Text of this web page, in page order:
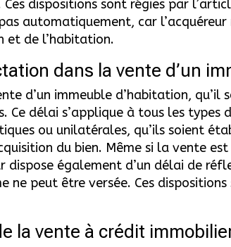
dispositions sont régies par
automatiquement, car
et de l’habitation.
dans la vente d’un
d’un immeuble d’habitation,
Ce délai s’applique à tous les
ou unilatérales, qu’ils soient
du bien. Même si la vente
dispose également d’un délai de
ne peut être versée. Ces
la vente à crédit